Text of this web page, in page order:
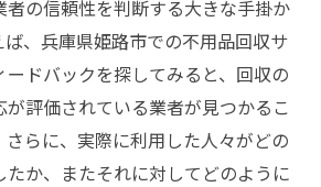
者の信頼性を判断する大きな手掛か
ば、兵庫県姫路市での不用品回収サ
ドバックを探してみると、回収の
評価されている業者が見つかるこ
さらに、実際に利用した人々がどの
たか、またそれに対してどのように